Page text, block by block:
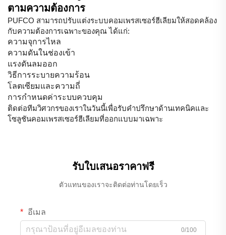
ตามความต้องการ
PUFCO สามารถปรับแต่งระบบคอมเพรสเซอร์ฮีเลียมให้สอดคล้อง
กับความต้องการเฉพาะของคุณ ได้แก่:
ความจุการไหล
ความดันในช่องเข้า
แรงดันลมออก
วิธีการระบายความร้อน
โลตเซียมและความถี่
การกำหนดค่าระบบควบคุม
ติดต่อทีมวิศวกรของเราในวันนี้เพื่อรับคำปรึกษาด้านเทคนิคและ
โซลูชันคอมเพรสเซอร์ฮีเลียมที่ออกแบบมาเฉพาะ
รับใบเสนอราคาฟรี
ตัวแทนของเราจะติดต่อท่านโดยเร็ว
อีเมล
0/100